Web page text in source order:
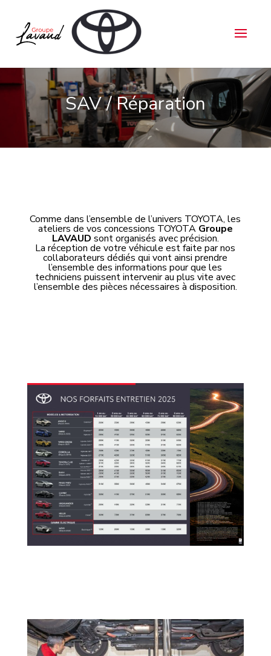
SAV / Réparation
Comme dans l’ensemble de l’univers TOYOTA, les
ateliers de vos concessions TOYOTA Groupe
LAVAUD sont organisés avec précision.
La réception de votre véhicule est faite par nos
collaborateurs dédiés qui vont ainsi prendre
l’ensemble des informations pour que les
techniciens puissent intervenir au plus vite avec
l’ensemble des pièces nécessaires à disposition.